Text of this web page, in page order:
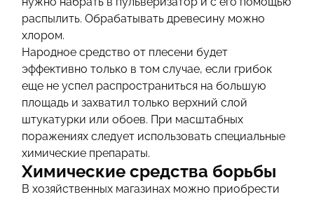
распылить. Обрабатывать древесину можно
хлором.
Народное средство от плесени будет
эффективно только в том случае, если грибок
еще не успел распространиться на большую
площадь и захватил только верхний слой
штукатурки или обоев. При масштабных
поражениях следует использовать специальные
химические препараты.
Химические средства борьбы
В хозяйственных магазинах можно приобрести